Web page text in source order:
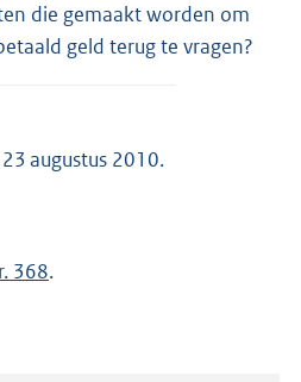
die gemaakt worden om
geld terug te vragen?
augustus 2010.
368.